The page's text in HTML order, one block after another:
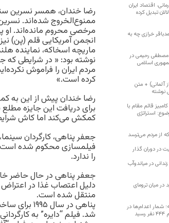
ممنوع‌الخروج شده‌اند.
مرخصی محروم مانده‌اند. او
انجمن آمریکایی قلم (پن)
ماریچه اسخاکه، نماینده
نوشته بود: « در شرایطی که
مردم ایران را فراموش
کرده است.»
رضا خندان پیش از این به
برای دریافت این جایزه
کمکش می‌کند اما کاش
فیلمسازی محکوم شده است.
را ندارد.
جعفر پناهی در حال حاضر
دلیل اعتصاب غذا در
منتقل شده است.
پناهی در
شد. فیلم “دایره” به
اقتصاد ایران
تبدیل کرده
خرازی چه به
مصطفی رحیمی در
اسلامی
آلمانی) + متن
نوشته
قائم مقام با
استراتژی
از مردم می‌ترسد
در دوران گذار
در میاندوآب
در میان ترومای
شمار اعدام‌ها در